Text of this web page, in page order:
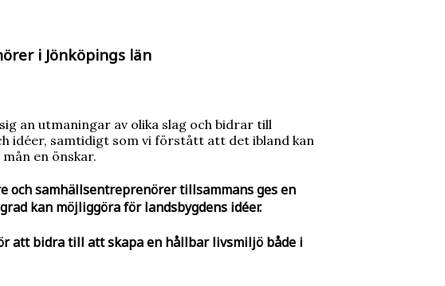
i Jönköpings län
an utmaningar av olika slag och bidrar till
idéer, samtidigt som vi förstått att det ibland kan
en önskar.
och samhällsentreprenörer tillsammans ges en
kan möjliggöra för landsbygdens idéer.
att bidra till att skapa en hållbar livsmiljö både i